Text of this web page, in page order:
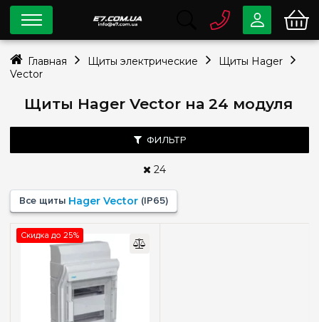
Щиты Hager Vector на 24 модуля
ФИЛЬТР
Наружный(1)
Количество модулей
(+1)
(+1)
24
Все щиты Hager Vector (IP65)
Скидка до 25%
0 800 33-63-07
Бесплатно
044 334-79-78
Viber Telegram
Главная Щиты электрические
Щиты Hager
Vector